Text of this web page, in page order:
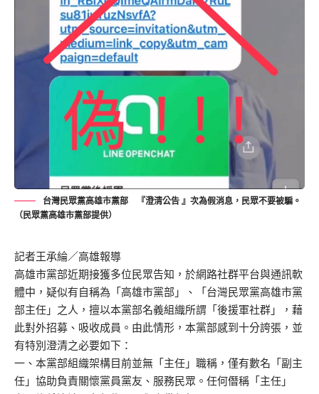
台灣民眾黨高雄市黨部 『澄清公告 』次為假消息，民眾不要被騙。
（民眾黨高雄市黨部提供）
記者王承綸／高雄報導
高雄市黨部近期接獲多位民眾告知，於網路社群平台與通訊軟
體中，疑似有自稱為「高雄市黨部」、「台灣民眾黨高雄市黨
部主任」之人，擅以本黨部名義組織所謂「後援軍社群」，藉
此對外招募、吸收成員。由此情形，本黨部感到十分誇張，並
有特別澄清之必要如下：
一、本黨部組織架構目前並無「主任」職稱，僅有數名「副主
任」協助負責關懷黨員黨友、服務民眾。任何僭稱「主任」